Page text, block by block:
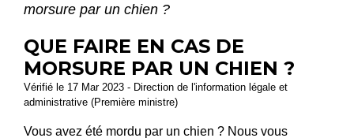
morsure par un chien ?
QUE FAIRE EN CAS DE
MORSURE PAR UN CHIEN ?
Vérifié le 17 Mar 2023 - Direction de l'information légale et
administrative (Première ministre)
Vous avez été mordu par un chien ? Nous vous